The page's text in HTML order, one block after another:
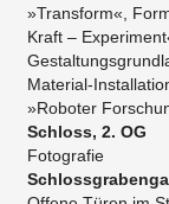
»Transform«,
Kraft –
Material-
»Roboter
Schloss, 2. OG
Fotografie